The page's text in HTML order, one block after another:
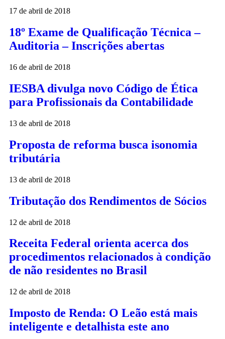
17 de abril de 2018
18º Exame de Qualificação Técnica –
Auditoria – Inscrições abertas
16 de abril de 2018
IESBA divulga novo Código de Ética
para Profissionais da Contabilidade
13 de abril de 2018
Proposta de reforma busca isonomia
tributária
13 de abril de 2018
Tributação dos Rendimentos de Sócios
12 de abril de 2018
Receita Federal orienta acerca dos
procedimentos relacionados à condição
de não residentes no Brasil
12 de abril de 2018
Imposto de Renda: O Leão está mais
inteligente e detalhista este ano